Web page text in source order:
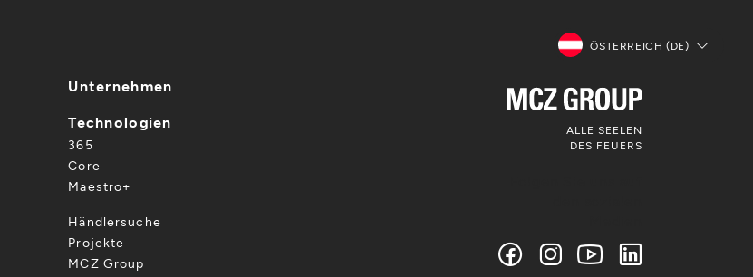
ÖSTERREICH (DE)
Unternehmen
Technologien
365
Core
Maestro+
Händlersuche
Projekte
MCZ Group
ALLE SEELEN
DES FEUERS